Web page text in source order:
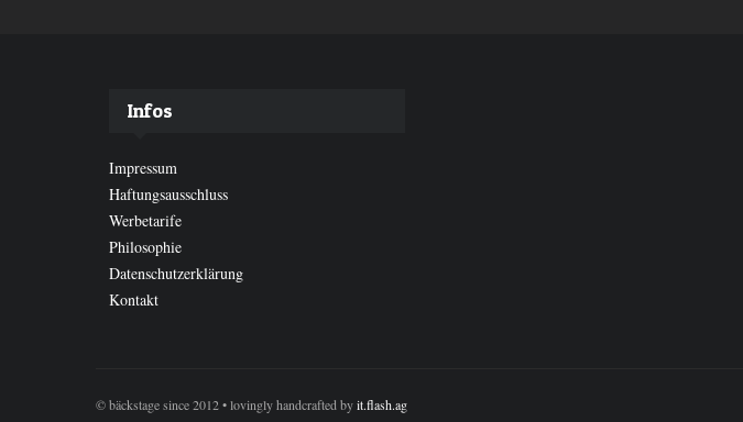
Infos
Impressum
Haftungsausschluss
Werbetarife
Philosophie
Datenschutzerklärung
Kontakt
© bäckstage since 2012 • lovingly handcrafted byit.flash.ag